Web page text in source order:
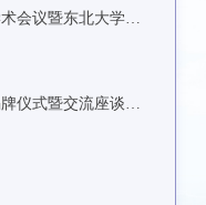
东北大学附属总医院揭牌仪式暨交流座谈会举行